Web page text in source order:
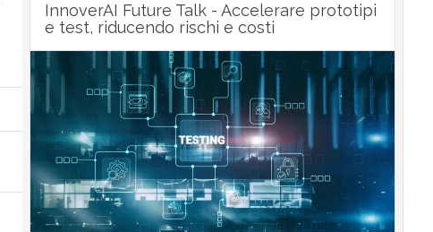
InnoverAI Future Talk - Accelerare prototipi
e test, riducendo rischi e costi